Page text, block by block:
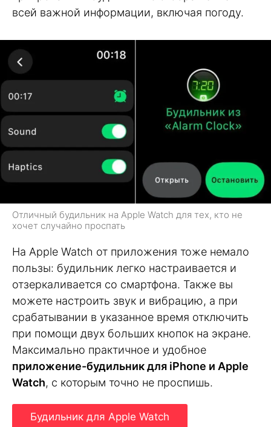
всей важной информации, включая погоду.
Отличный будильник на Apple Watch для тех, кто не
хочет случайно проспать
На Apple Watch от приложения тоже немало
пользы: будильник легко настраивается и
отзеркаливается со смартфона. Также вы
можете настроить звук и вибрацию, а при
срабатывании в указанное время отключить
при помощи двух больших кнопок на экране.
Максимально практичное и удобное
приложение-будильник для iPhone и Apple
Watch, с которым точно не проспишь.
Будильник для Apple Watch